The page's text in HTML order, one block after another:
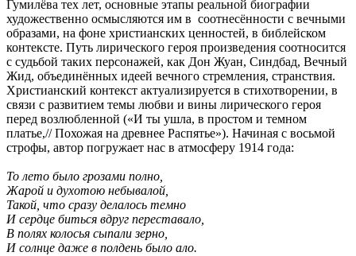
Гумилёва тех лет, основные этапы реальной биографии
художественно осмысляются им в соотнесённости с вечными
образами, на фоне христианских ценностей, в библейском
контексте. Путь лирического героя произведения соотносится
с судьбой таких персонажей, как Дон Жуан, Синдбад, Вечный
Жид, объединённых идеей вечного стремления, странствия.
Христианский контекст актуализируется в стихотворении, в
связи с развитием темы любви и вины лирического героя
перед возлюбленной («И ты ушла, в простом и темном
платье,// Похожая на древнее Распятье»). Начиная с восьмой
строфы, автор погружает нас в атмосферу 1914 года:
То лето было грозами полно,
Жарой и духотою небывалой,
Такой, что сразу делалось темно
И сердце биться вдруг переставало,
В полях колосья сыпали зерно,
И солнце даже в полдень было ало.